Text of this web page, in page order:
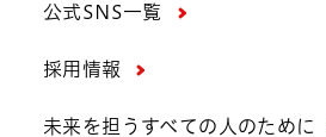
公式SNS一覧
採用情報
未来を担うすべての人のために